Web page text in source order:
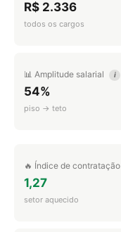
R$ 2.336
todos os cargos
📊 Amplitude salarial i
54%
piso → teto
🔥 Índice de contratação
1,27
setor aquecido